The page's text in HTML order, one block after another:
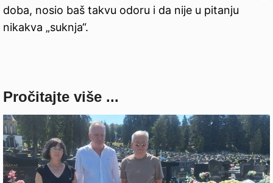
doba, nosio baš takvu odoru i da nije u pitanju
nikakva „suknja“.
Pročitajte više ...